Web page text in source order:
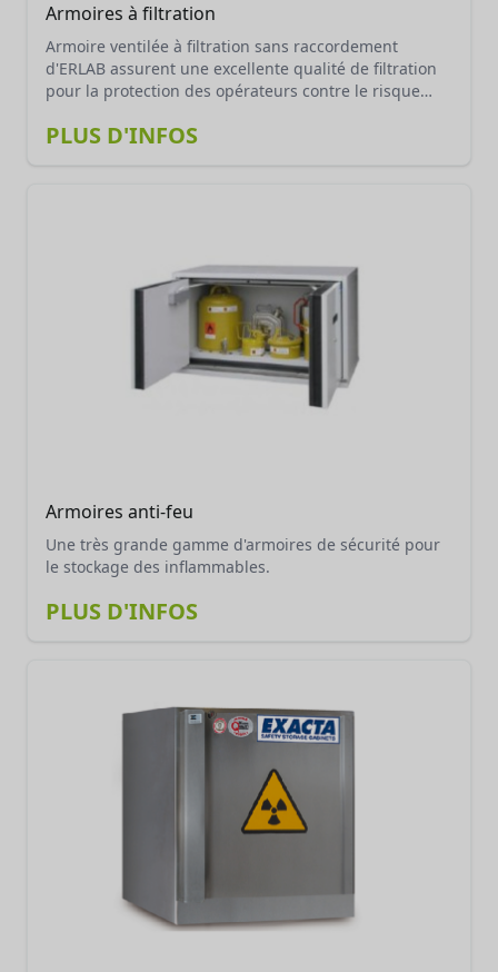
Armoires à filtration
Armoire ventilée à filtration sans raccordement
d'ERLAB assurent une excellente qualité de filtration
pour la protection des opérateurs contre le risque
utilisateurs ont une vision optimale des produits
PLUS D'INFOS
Armoires anti-feu
Une très grande gamme d'armoires de sécurité pour
le stockage des inflammables.
PLUS D'INFOS